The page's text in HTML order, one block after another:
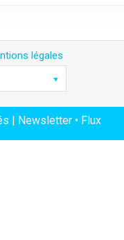
légales
| Newsletter • Flux